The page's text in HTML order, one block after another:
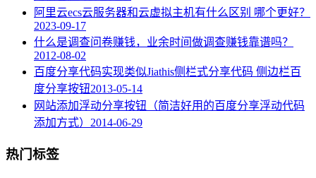
阿里云ecs云服务器和云虚拟主机有什么区别 哪个更好？
2023-09-17
什么是调查问卷赚钱，业余时间做调查赚钱靠谱吗？
2012-08-02
百度分享代码实现类似Jiathis侧栏式分享代码 侧边栏百
度分享按钮2013-05-14
网站添加浮动分享按钮（简洁好用的百度分享浮动代码
添加方式） 2014-06-29
热门标签